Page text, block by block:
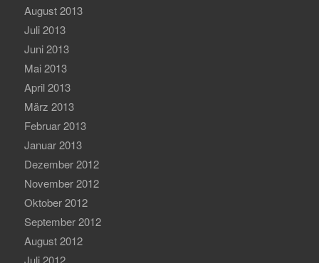
August 2013
Juli 2013
Juni 2013
Mai 2013
April 2013
März 2013
Februar 2013
Januar 2013
Dezember 2012
November 2012
Oktober 2012
September 2012
August 2012